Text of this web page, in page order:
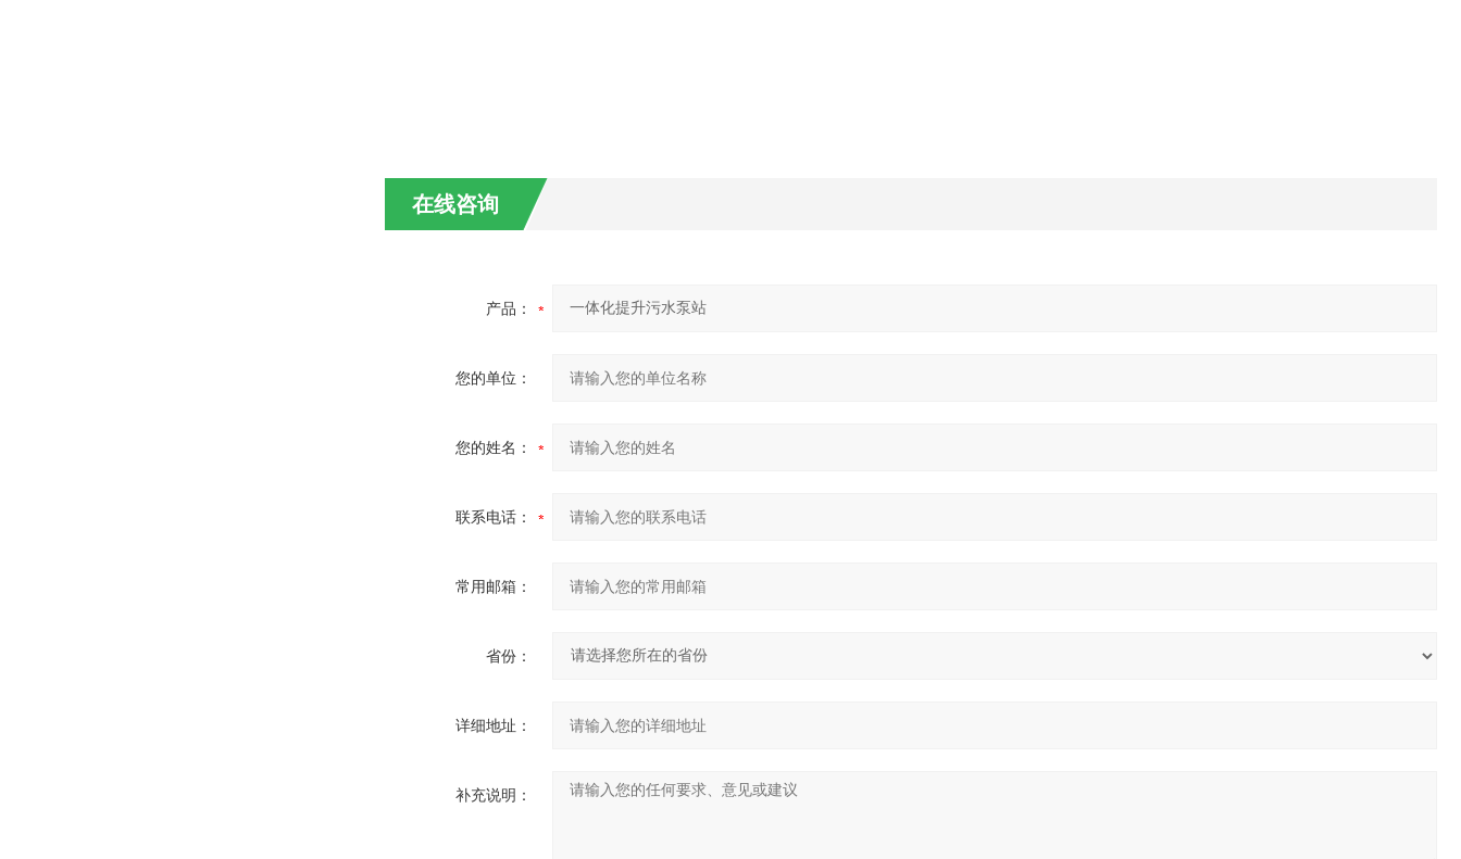
在线咨询
产品：
您的单位：
您的姓名：
联系电话：
常用邮箱：
省份：
详细地址：
补充说明：